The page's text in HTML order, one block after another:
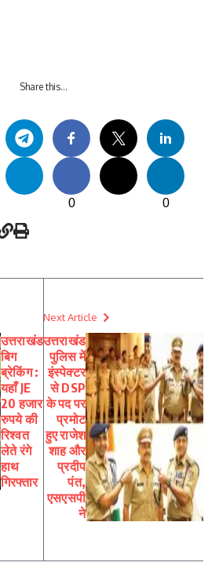
Share this…
0 0
उत्तराखंड
बिग
ब्रेकिंग :
यहाँ JE
20 हजार
रुपये की
रिश्वत
लेते रंगे
हाथ
गिरफ्तार
Next Article
उत्तराखंड
पुलिस में
इंस्पेक्टर
से DSP
के पद पर
प्रमोट
हुए राजेश
शाह और
प्रदीप
पंत,
एसएसपी
ने